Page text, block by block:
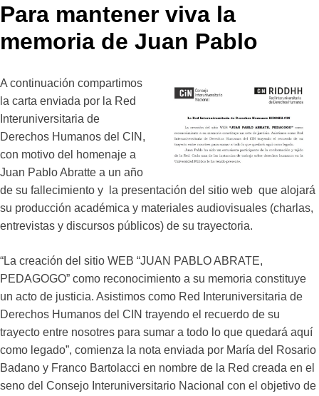
Para mantener viva la
memoria de Juan Pablo
A continuación compartimos
la carta enviada por la Red
Interuniversitaria de
Derechos Humanos del CIN,
con motivo del homenaje a
Juan Pablo Abratte a un año
de su fallecimiento y la presentación del sitio web que alojará
su producción académica y materiales audiovisuales (charlas,
entrevistas y discursos públicos) de su trayectoria.
“La creación del sitio WEB “JUAN PABLO ABRATE,
PEDAGOGO” como reconocimiento a su memoria constituye
un acto de justicia. Asistimos como Red Interuniversitaria de
Derechos Humanos del CIN trayendo el recuerdo de su
trayecto entre nosotres para sumar a todo lo que quedará aquí
como legado”, comienza la nota enviada por María del Rosario
Badano y Franco Bartolacci en nombre de la Red creada en el
seno del Consejo Interuniversitario Nacional con el objetivo de